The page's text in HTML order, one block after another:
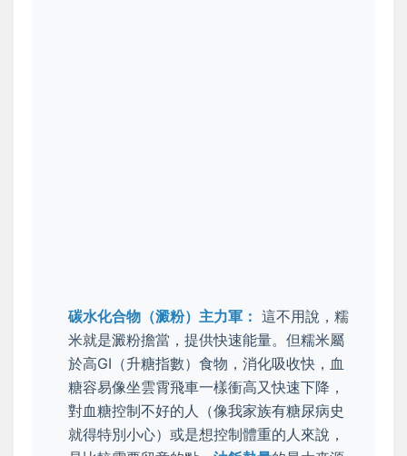
碳水化合物（澱粉）主力軍： 這不用說，糯
米就是澱粉擔當，提供快速能量。但糯米屬
於高GI（升糖指數）食物，消化吸收快，血
糖容易像坐雲霄飛車一樣衝高又快速下降，
對血糖控制不好的人（像我家族有糖尿病史
就得特別小心）或是想控制體重的人來說，